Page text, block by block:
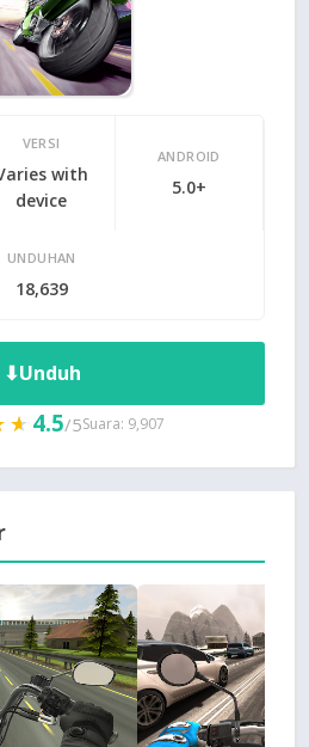
VERSI
with
device
ANDROID
5.0+
UNDUHAN
18,639
⬇Unduh
4.5/5Suara: 9,907